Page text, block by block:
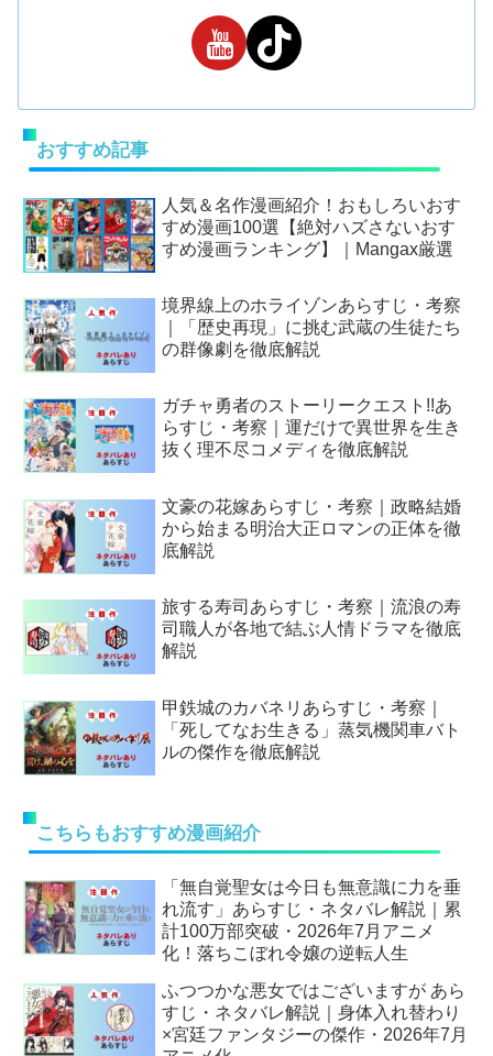
おすすめ記事
人気＆名作漫画紹介！おもしろいおす
すめ漫画100選【絶対ハズさないおす
すめ漫画ランキング】｜Mangax厳選
境界線上のホライゾンあらすじ・考察
｜「歴史再現」に挑む武蔵の生徒たち
の群像劇を徹底解説
ガチャ勇者のストーリークエスト!!あ
らすじ・考察｜運だけで異世界を生き
抜く理不尽コメディを徹底解説
文豪の花嫁あらすじ・考察｜政略結婚
から始まる明治大正ロマンの正体を徹
底解説
旅する寿司あらすじ・考察｜流浪の寿
司職人が各地で結ぶ人情ドラマを徹底
解説
甲鉄城のカバネリあらすじ・考察｜
「死してなお生きる」蒸気機関車バト
ルの傑作を徹底解説
こちらもおすすめ漫画紹介
「無自覚聖女は今日も無意識に力を垂
れ流す」あらすじ・ネタバレ解説｜累
計100万部突破・2026年7月アニメ
化！落ちこぼれ令嬢の逆転人生
ふつつかな悪女ではございますが あら
すじ・ネタバレ解説｜身体入れ替わり
×宮廷ファンタジーの傑作・2026年7月